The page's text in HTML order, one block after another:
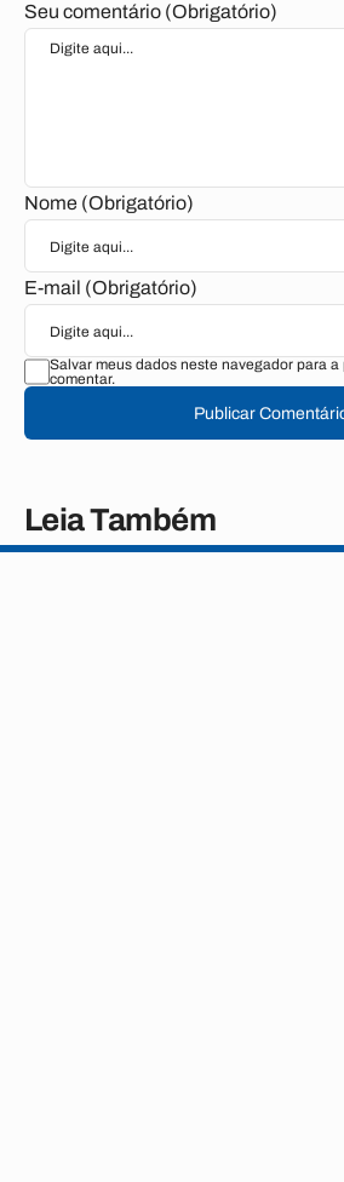
Seu comentário (Obrigatório)
Nome (Obrigatório)
E-mail (Obrigatório)
Salvar meus dados neste navegador para a
comentar.
Publicar
Leia Também